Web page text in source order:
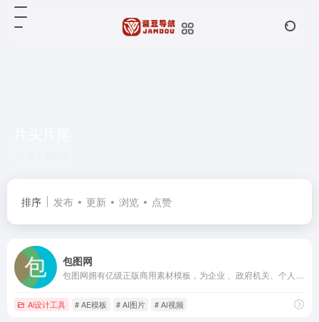
排序 发布 更新 浏览 点赞
包图网
Ai设计工具 # AE模板 # AI图片 # AI视频